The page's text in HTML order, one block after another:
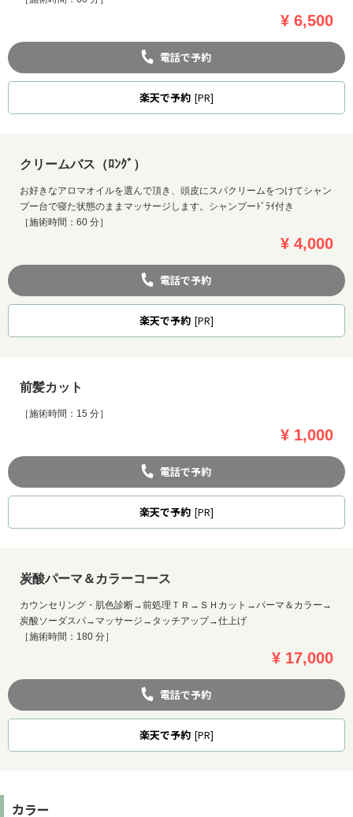
¥ 6,500
電話で予約
楽天で予約 [PR]
クリームバス（ﾛﾝｸﾞ）
お好きなアロマオイルを選んで頂き、頭皮にスパクリームをつけてシャン
プー台で寝た状態のままマッサージします。シャンプーﾄﾞﾗｲ付き
［施術時間：60 分］
¥ 4,000
電話で予約
楽天で予約 [PR]
前髪カット
［施術時間：15 分］
¥ 1,000
電話で予約
楽天で予約 [PR]
炭酸パーマ＆カラーコース
カウンセリング・肌色診断→前処理ＴＲ→ＳＨカット→パーマ＆カラー→
炭酸ソーダスパ→マッサージ→タッチアップ→仕上げ
［施術時間：180 分］
¥ 17,000
電話で予約
楽天で予約 [PR]
カラー